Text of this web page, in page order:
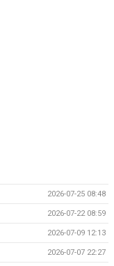
2026-07-25 08:48
2026-07-22 08:59
2026-07-09 12:13
2026-07-07 22:27